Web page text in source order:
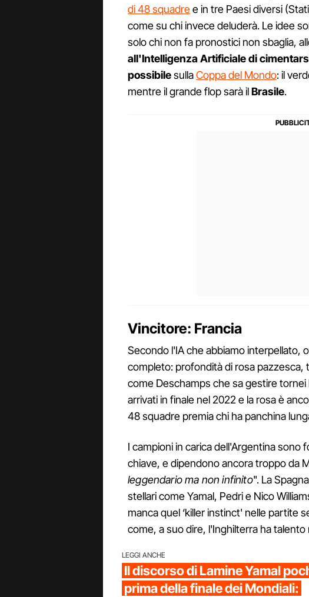
di 48 squadree in tre Paesi diversi
come su chi invece deluderà. Le idee
solo chi non fa pronostici non sbaglia,
all'Intelligenza Artificiale di
possibilesullaCoppa del Mondo: il
mentre il grande flop sarà ilBrasile.
Vincitore: Francia
Secondo l'IA che abbiamo interpellato,
completo: profondità di rosa pazzesca,
come Deschamps che sa gestire
arrivati in finale nel 2022 e la rosa è
48 squadre premia chi ha panchina
I campioni in carica dell'Argentina sono
chiave, e dipendono ancora troppo da
leggendario ma non infinito". La
stellari come Yamal, Pedri e Nico
manca quel ‘killer instinct' nelle partite
come, a suo dire, l'Inghilterra ha
LEGGI ANCHE
Il discorso di Lamine Yamal
prima della finale dei Mondiali: